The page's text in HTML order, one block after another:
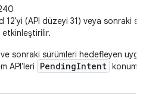
12'yi (API düzeyi 31) veya sonraki
sonraki sürümleri hedefleyen
API'leri PendingIntent konum